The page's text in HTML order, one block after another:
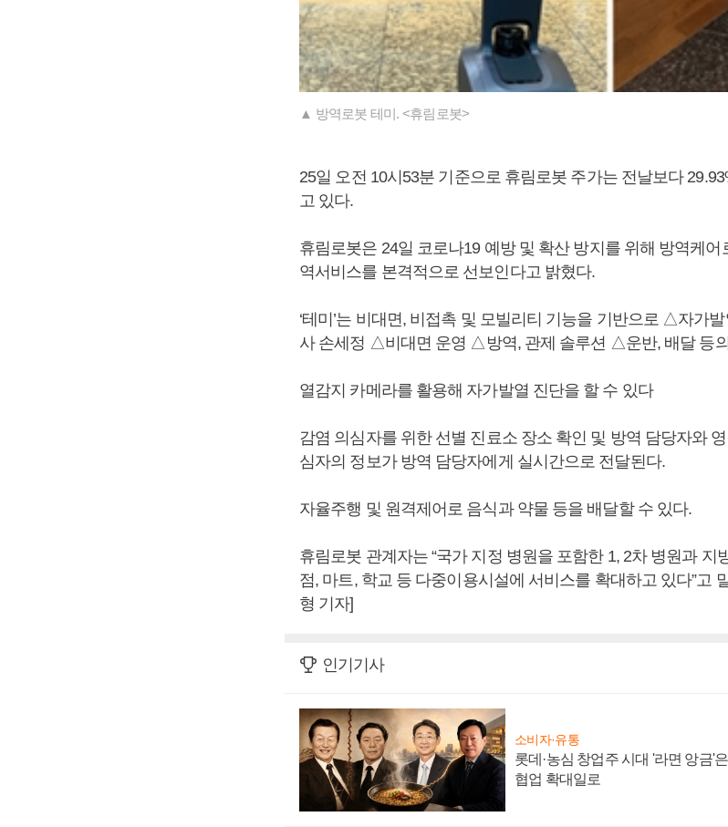
▲ 방역로봇 테미. <휴림로봇>
25일 오전 10시53분 기준으로 휴림로봇 주가는 전날보다
고 있다.
휴림로봇은 24일 코로나19 예방 및 확산 방지를 위해 방역케어
역서비스를 본격적으로 선보인다고 밝혔다.
‘테미’는 비대면, 비접촉 및 모빌리티 기능을 기반으로 △자가
사 손세정 △비대면 운영 △방역, 관제 솔루션 △운반, 배달 등
열감지 카메라를 활용해 자가발열 진단을 할 수 있다
감염 의심자를 위한 선별 진료소 장소 확인 및 방역 담당자와
심자의 정보가 방역 담당자에게 실시간으로 전달된다.
자율주행 및 원격제어로 음식과 약물 등을 배달할 수 있다.
휴림로봇 관계자는 “국가 지정 병원을 포함한 1, 2차 병원과 지
점, 마트, 학교 등 다중이용시설에 서비스를 확대하고 있다”고
형 기자]
인기기사
소비자·유통
롯데·농심 창업주 시대 '라면 앙금'
협업 확대일로